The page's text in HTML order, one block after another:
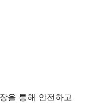
을 통해 안전하고